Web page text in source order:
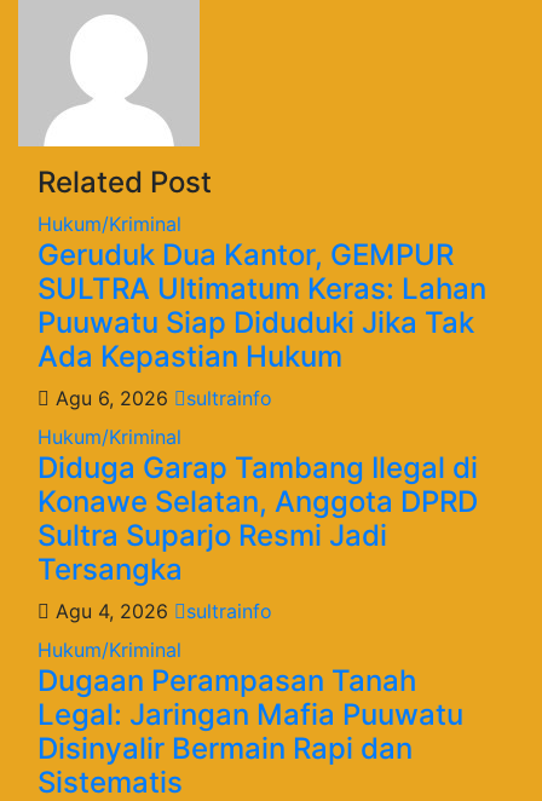
Related Post
Hukum/Kriminal
Geruduk Dua Kantor, GEMPUR
SULTRA Ultimatum Keras: Lahan
Puuwatu Siap Diduduki Jika Tak
Ada Kepastian Hukum
Agu 6, 2026
sultrainfo
Hukum/Kriminal
Diduga Garap Tambang Ilegal di
Konawe Selatan, Anggota DPRD
Sultra Suparjo Resmi Jadi
Tersangka
Agu 4, 2026
sultrainfo
Hukum/Kriminal
Dugaan Perampasan Tanah
Legal: Jaringan Mafia Puuwatu
Disinyalir Bermain Rapi dan
Sistematis